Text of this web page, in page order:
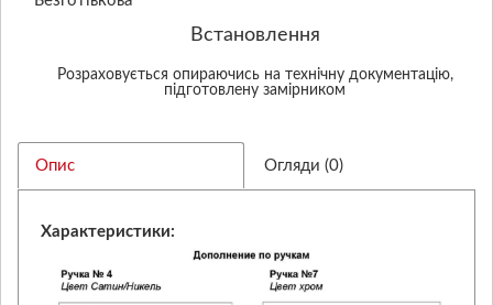
Встановлення
Розраховується опираючись на технічну документацію,
підготовлену замірником
Опис Огляди (0)
Характеристики: